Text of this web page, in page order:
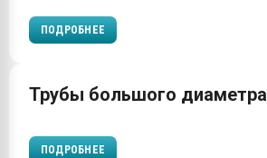
ПОДРОБНЕЕ
Трубы большого диаметра
ПОДРОБНЕЕ